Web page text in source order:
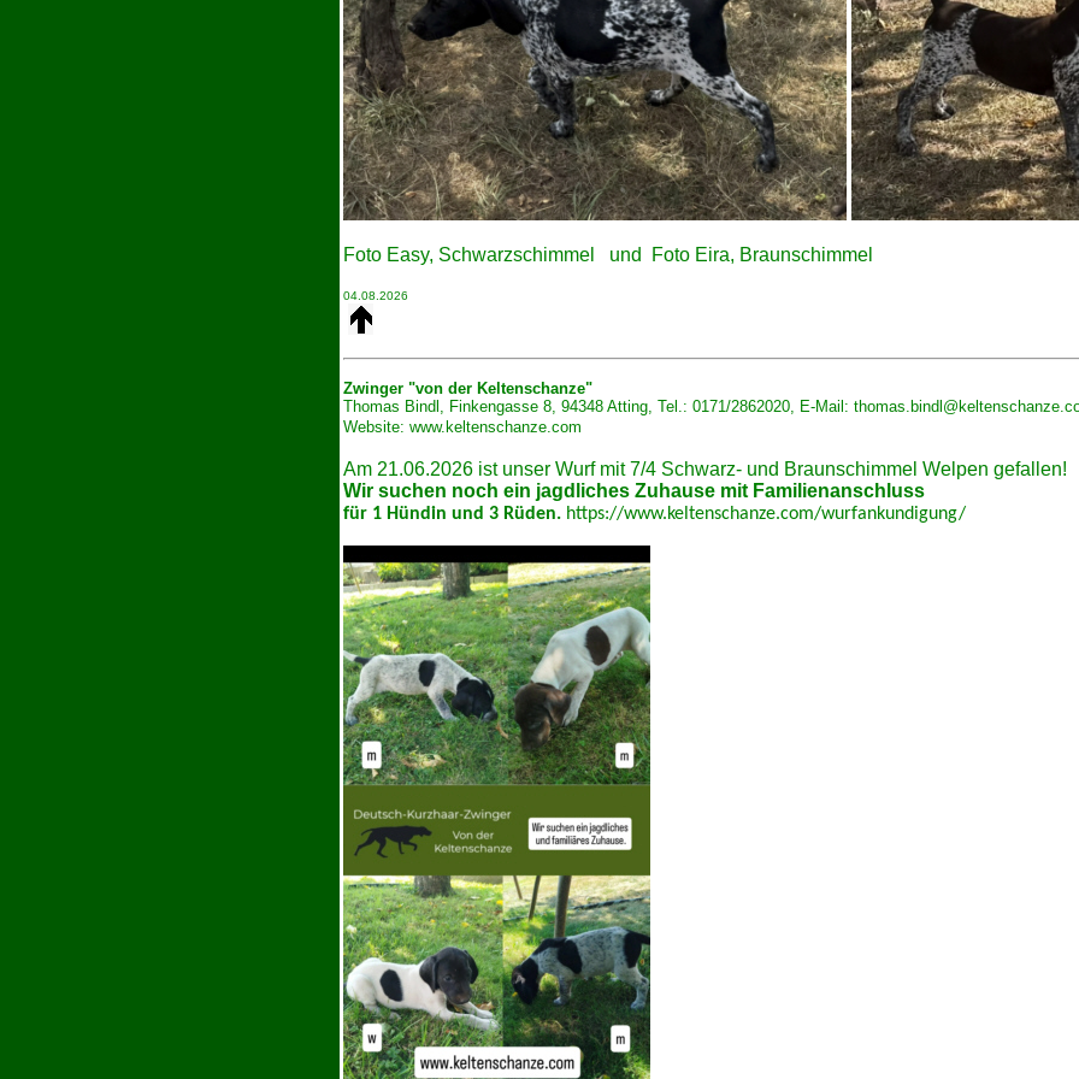
Foto Easy, Schwarzschimmel und Foto Eira, Braunschimmel
04.08.2026
Zwinger "von der Keltenschanze"
Thomas Bindl, Finkengasse 8, 94348 Atting, Tel.: 0171/2862020, E-Mail:
Website: www.keltenschanze.com
Am 21.06.2026 ist unser Wurf mit 7/4 Schwarz- und Braunschimmel Welpen gefallen!
Wir suchen noch ein jagdliches Zuhause mit Familienanschluss
für 1 Hündin und 3 Rüden. https://www.keltenschanze.com/wurfankundigung/